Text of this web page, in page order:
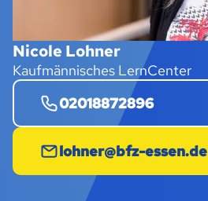
Nicole Lohner
Kaufmännisches LernCenter
02018872896
lohner@bfz-essen.de